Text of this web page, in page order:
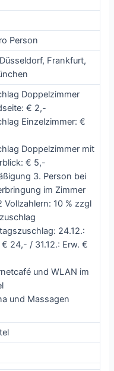
Person
Frankfurt,
Doppelzimmer
€ 2,-
Einzelzimmer: €
Doppelzimmer mit
€ 5,-
3. Person bei
im Zimmer
Vollzahlern: 10 % zzgl
24.12.:
€ 24,- / 31.12.: Erw. €
und WLAN im
und Massagen